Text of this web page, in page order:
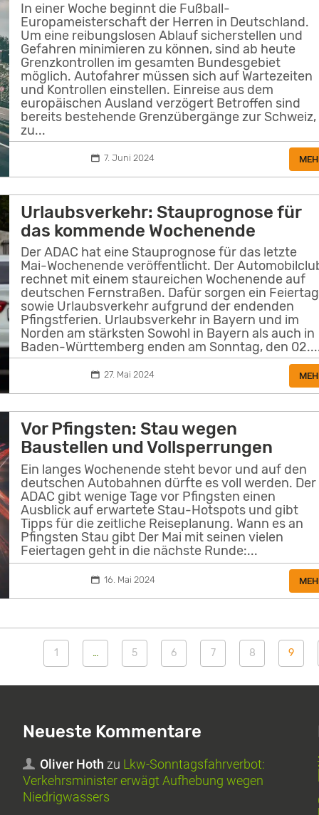
In einer Woche beginnt die Fußball-
Europameisterschaft der Herren in Deutschland.
Um eine reibungslosen Ablauf sicherstellen und
Gefahren minimieren zu können, sind ab heute
Grenzkontrollen im gesamten Bundesgebiet
möglich. Autofahrer müssen sich auf Wartezeiten
und Kontrollen einstellen. Einreise aus dem
europäischen Ausland verzögert Betroffen sind
bereits bestehende Grenzübergänge zur Schweiz,
zu...
7. Juni 2024
Urlaubsverkehr: Stauprognose für
das kommende Wochenende
Der ADAC hat eine Stauprognose für das letzte
Mai-Wochenende veröffentlicht. Der
rechnet mit einem staureichen Wochenende auf
deutschen Fernstraßen. Dafür sorgen ein Feiertag
sowie Urlaubsverkehr aufgrund der endenden
Pfingstferien. Urlaubsverkehr in Bayern und im
Norden am stärksten Sowohl in Bayern als auch in
Baden-Württemberg enden am Sonntag, den
27. Mai 2024
Vor Pfingsten: Stau wegen
Baustellen und Vollsperrungen
Ein langes Wochenende steht bevor und auf den
deutschen Autobahnen dürfte es voll werden. Der
ADAC gibt wenige Tage vor Pfingsten einen
Ausblick auf erwartete Stau-Hotspots und gibt
Tipps für die zeitliche Reiseplanung. Wann es an
Pfingsten Stau gibt Der Mai mit seinen vielen
Feiertagen geht in die nächste Runde:...
16. Mai 2024
1 … 5 6 7 8 9
Neueste Kommentare
Oliver Hoth zu Lkw-Sonntagsfahrverbot:
Verkehrsminister erwägt Aufhebung wegen
Niedrigwassers